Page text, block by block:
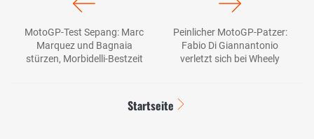
MotoGP-Test Sepang: Marc
Marquez und Bagnaia
stürzen, Morbidelli-Bestzeit
Peinlicher MotoGP-Patzer:
Fabio Di Giannantonio
verletzt sich bei Wheely
Startseite